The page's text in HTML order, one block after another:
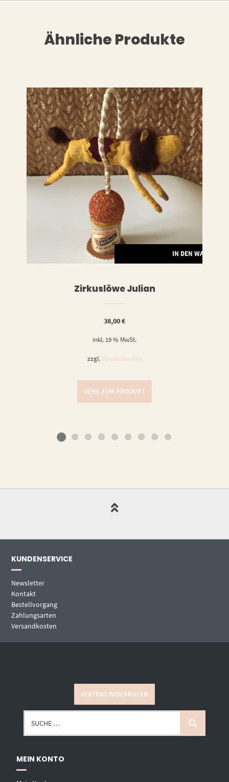
Ähnliche Produkte
IN DEN
Zirkuslöwe Julian
38,00€
inkl. 19 % MwSt.
zzgl. Versandkosten
GEHE ZUM PRODUKT
KUNDENSERVICE
Newsletter
Kontakt
Bestellvorgang
Zahlungsarten
Versandkosten
VERTRAG WIDERRUFEN
MEIN KONTO